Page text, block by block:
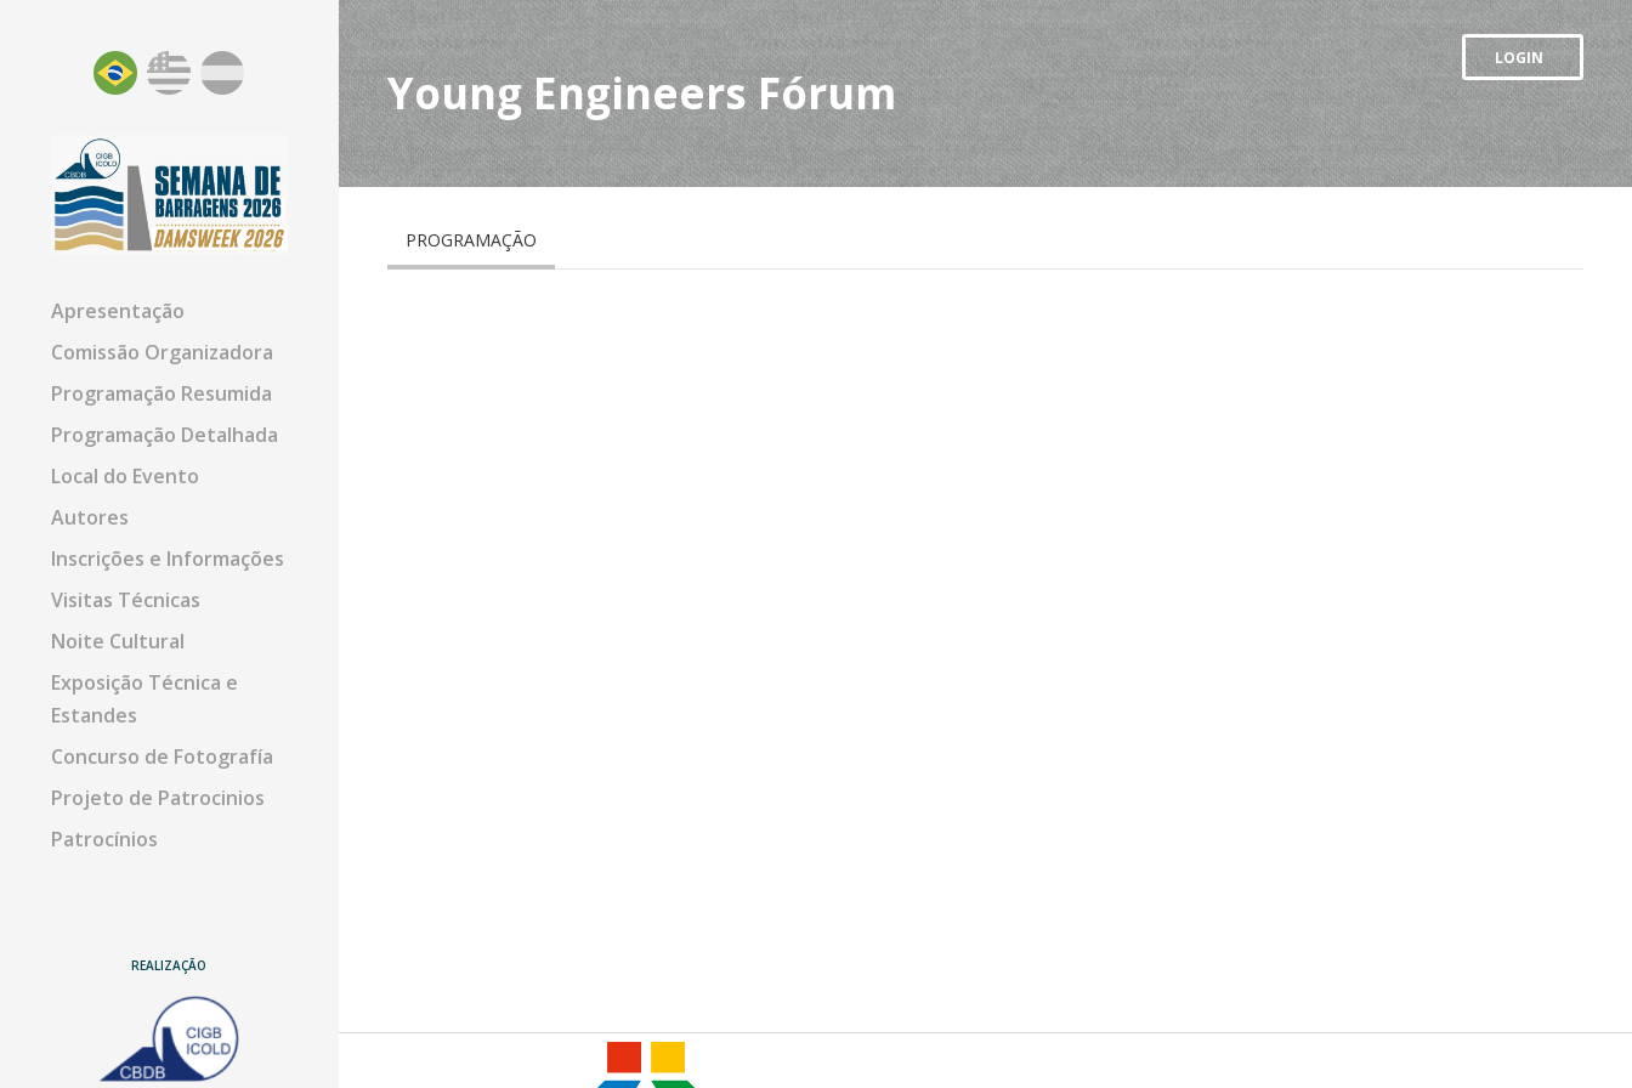
Apresentação
Comissão Organizadora
Programação Resumida
Programação Detalhada
Local do Evento
Autores
Inscrições e Informações
Visitas Técnicas
Noite Cultural
Exposição Técnica e
Estandes
Concurso de Fotografía
Projeto de Patrocinios
Patrocínios
REALIZAÇÃO
Young Engineers Fórum
LOGIN
PROGRAMAÇÃO